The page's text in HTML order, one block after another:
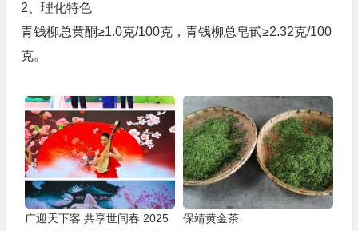
2、理化特色
青钱柳总黄酮≥1.0克/100克，青钱柳总皂甙≥2.32克/100
克。
广迎天下客 共享世间春 2025
保靖黄金茶